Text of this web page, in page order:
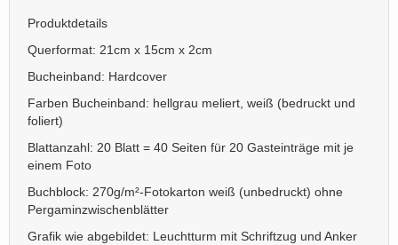
Produktdetails
Querformat: 21cm x 15cm x 2cm
Bucheinband: Hardcover
Farben Bucheinband: hellgrau meliert, weiß (bedruckt und
foliert)
Blattanzahl: 20 Blatt = 40 Seiten für 20 Gasteinträge mit je
einem Foto
Buchblock: 270g/m²-Fotokarton weiß (unbedruckt) ohne
Pergaminzwischenblätter
Grafik wie abgebildet: Leuchtturm mit Schriftzug und Anker